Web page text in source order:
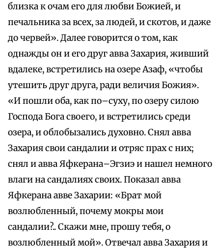
близка к очам его для любви Божией, и
печальника за всех, за людей, и скотов, и даже
до червей». Далее говорится о том, как
однажды он и его друг авва Захария, живший
вдалеке, встретились на озере Азаф, «чтобы
утешить друг друга, ради величия Божия».
«И пошли оба, как по–суху, по озеру силою
Господа Бога своего, и встретились среди
озера, и облобызались духовно. Снял авва
Захария свои сандалии и отряс прах с них;
снял и авва Яфкерана–Эгзиэ и нашел немного
влаги на сандалиях своих. Показал авва
Яфкерана авве Захарии: «Брат мой
возлюбленный, почему мокры мои
сандалии?.. Скажи мне, прошу тебя, о
возлюбленный мой». Отвечал авва Захария и